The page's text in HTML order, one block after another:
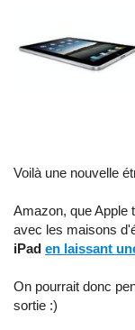
Voilà une nouvelle
Amazon, que Apple
avec les maisons
iPad en laissant
On pourrait donc
sortie :)